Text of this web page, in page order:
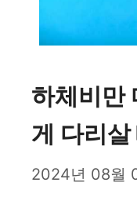
하체비만
게 다리살
2024년 08월